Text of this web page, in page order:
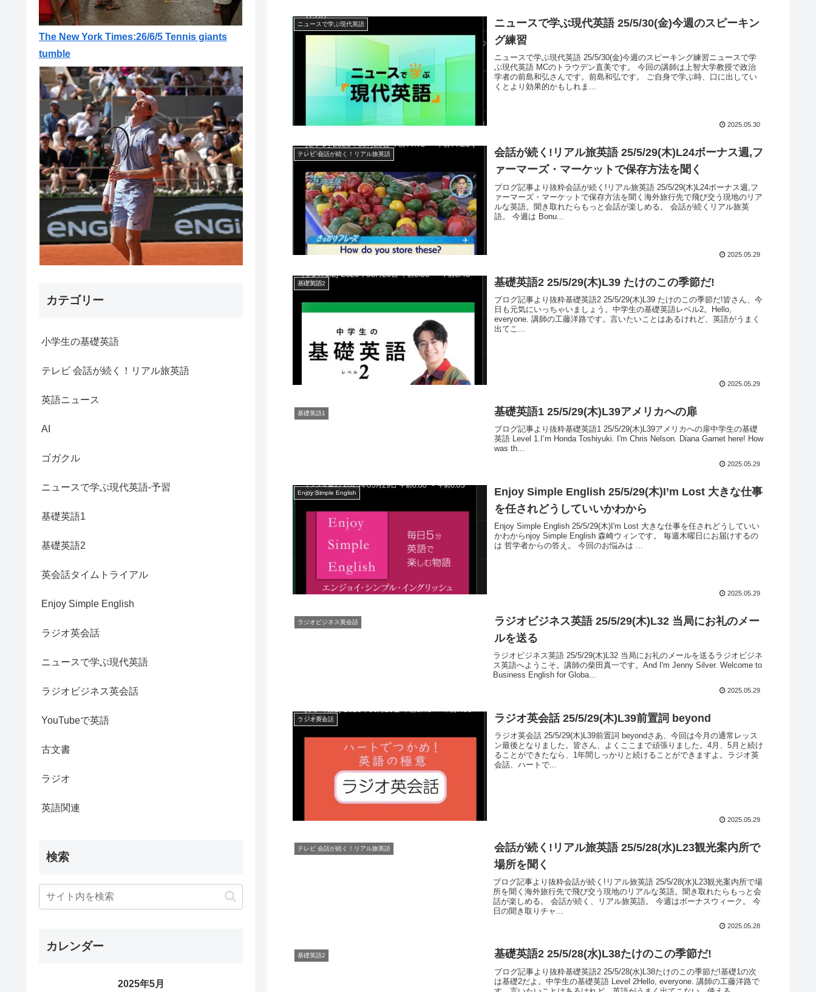
ニュースで学ぶ現代英語
ニュースで学ぶ現代英語 25/5/30(金)今週のスピーキン
グ練習
ニュースで学ぶ現代英語 25/5/30(金)今週のスピーキング練習ニュースで学
ぶ現代英語 MCのトラウデン直美です。 今回の講師は上智大学教授で政治
学者の前島和弘さんです。前島和弘です。 ご自身で学ぶ時、口に出してい
くとより効果的かもしれま...
2025.05.30
テレビ 会話が続く！リアル旅英語
会話が続く!リアル旅英語 25/5/29(木)L24ボーナス週,フ
ァーマーズ・マーケットで保存方法を聞く
ブログ記事より抜粋会話が続く!リアル旅英語 25/5/29(木)L24ボーナス週,フ
ァーマーズ・マーケットで保存方法を聞く海外旅行先で飛び交う現地のリア
ルな英語。聞き取れたらもっと会話が楽しめる。 会話が続くリアル旅英
語。 今週は Bonu...
2025.05.29
基礎英語2 基礎英語2 25/5/29(木)L39 たけのこの季節だ!
ブログ記事より抜粋基礎英語2 25/5/29(木)L39 たけのこの季節だ!皆さん、今
日も元気にいっちゃいましょう。中学生の基礎英語レベル2。Hello,
everyone. 講師の工藤洋路です。言いたいことはあるけれど、英語がうまく
出てこ...
2025.05.29
基礎英語1 基礎英語1 25/5/29(木)L39アメリカへの扉
ブログ記事より抜粋基礎英語1 25/5/29(木)L39アメリカへの扉中学生の基礎
英語 Level 1.I’m Honda Toshiyuki. I'm Chris Nelson. Diana Garnet here! How
was th...
2025.05.29
Enjoy Simple English
Enjoy Simple English 25/5/29(木)I’m Lost 大きな仕事
を任されどうしていいかわから
Enjoy Simple English 25/5/29(木)I'm Lost 大きな仕事を任されどうしていい
かわからnjoy Simple English 森崎ウィンです。 毎週木曜日にお届けするの
は 哲学者からの答え。 今回のお悩みは ...
2025.05.29
ラジオビジネス英会話
ラジオビジネス英語 25/5/29(木)L32 当局にお礼のメー
ルを送る
ラジオビジネス英語 25/5/29(木)L32 当局にお礼のメールを送るラジオビジネ
ス英語へようこそ。講師の柴田真一です。And I'm Jenny Silver. Welcome to
Business English for Globa...
2025.05.29
ラジオ英会話 ラジオ英会話 25/5/29(木)L39前置詞 beyond
ラジオ英会話 25/5/29(木)L39前置詞 beyondさあ、今回は今月の通常レッス
ン最後となりました。皆さん、よくここまで頑張りました。4月、5月と続け
ることができたなら、1年間しっかりと続けることができますよ。ラジオ英
会話、ハートで...
2025.05.29
テレビ 会話が続く！リアル旅英語
会話が続く!リアル旅英語 25/5/28(水)L23観光案内所で
場所を聞く
ブログ記事より抜粋会話が続く!リアル旅英語 25/5/28(水)L23観光案内所で場
所を聞く海外旅行先で飛び交う現地のリアルな英語。聞き取れたらもっと会
話が楽しめる。 会話が続く、リアル旅英語。 今週はボーナスウィーク。 今
日の聞き取りチャ...
2025.05.28
基礎英語2 基礎英語2 25/5/28(水)L38たけのこの季節だ!
ブログ記事より抜粋基礎英語2 25/5/28(水)L38たけのこの季節だ!基礎1の次
は基礎2だよ。中学生の基礎英語 Level 2Hello, everyone. 講師の工藤洋路で
The New York Times:26/6/5 Tennis giants
tumble
カテゴリー
小学生の基礎英語
テレビ 会話が続く！リアル旅英語
英語ニュース
AI
ゴガクル
ニュースで学ぶ現代英語-予習
基礎英語1
基礎英語2
英会話タイムトライアル
Enjoy Simple English
ラジオ英会話
ニュースで学ぶ現代英語
ラジオビジネス英会話
YouTubeで英語
古文書
ラジオ
英語関連
検索
カレンダー
2025年5月